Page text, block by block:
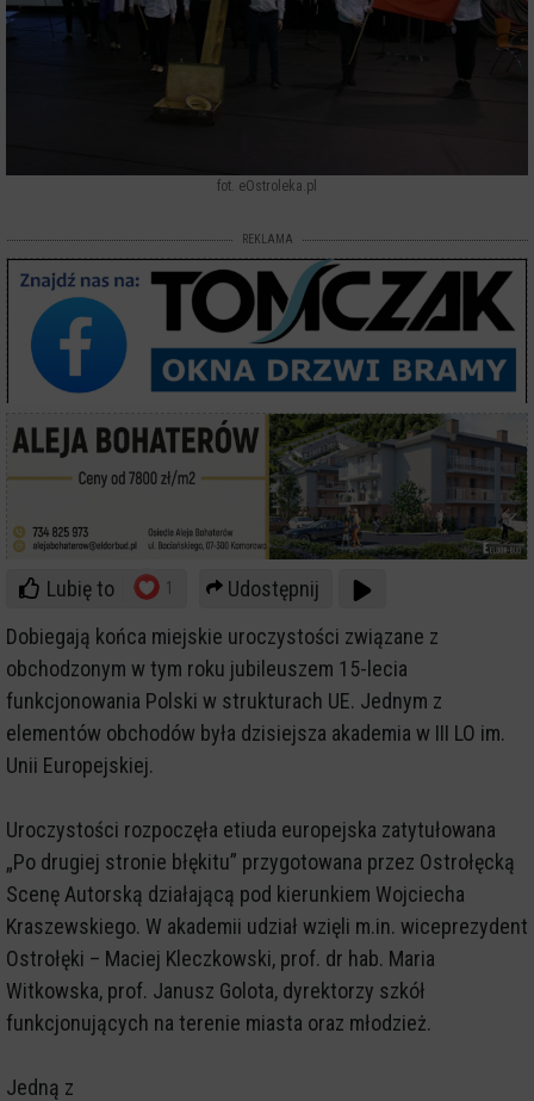
fot. eOstroleka.pl
REKLAMA
Lubię to 1
Udostępnij
Dobiegają końca miejskie uroczystości związane z
obchodzonym w tym roku jubileuszem 15-lecia
funkcjonowania Polski w strukturach UE. Jednym z
elementów obchodów była dzisiejsza akademia w III LO im.
Unii Europejskiej.
Uroczystości rozpoczęła etiuda europejska zatytułowana
„Po drugiej stronie błękitu” przygotowana przez Ostrołęcką
Scenę Autorską działającą pod kierunkiem Wojciecha
Kraszewskiego. W akademii udział wzięli m.in. wiceprezydent
Ostrołęki – Maciej Kleczkowski, prof. dr hab. Maria
Witkowska, prof. Janusz Golota, dyrektorzy szkół
funkcjonujących na terenie miasta oraz młodzież.
Jedną z